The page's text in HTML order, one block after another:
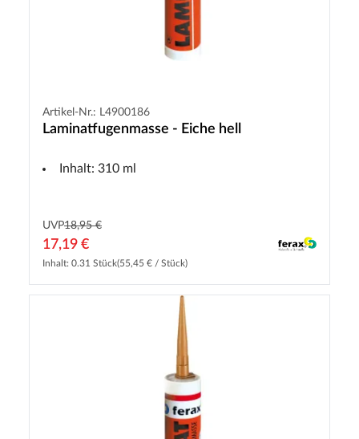
Artikel-Nr.: L4900186
Laminatfugenmasse - Eiche hell
Inhalt: 310 ml
UVP18,95 €
17,19 €
Inhalt: 0.31 Stück(55,45 € / Stück)